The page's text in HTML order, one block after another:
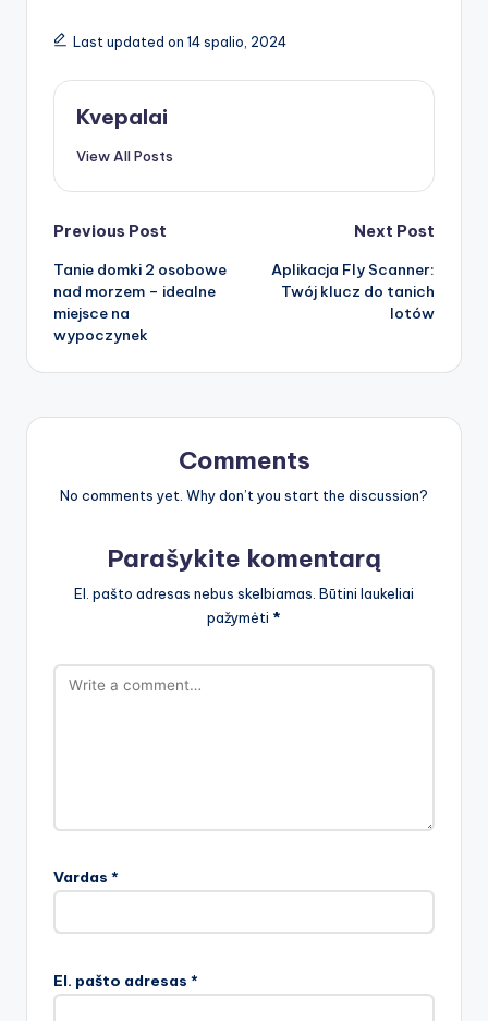
Last updated on 14 spalio, 2024
Kvepalai
View All Posts
Post
navigation
Previous Post
Tanie domki 2 osobowe
nad morzem – idealne
miejsce na
wypoczynek
Next Post
Aplikacja Fly Scanner:
Twój klucz do tanich
lotów
Comments
No comments yet. Why don’t you start the discussion?
Parašykite komentarą
El. pašto adresas nebus skelbiamas. Būtini laukeliai
pažymėti *
Vardas *
El. pašto adresas *